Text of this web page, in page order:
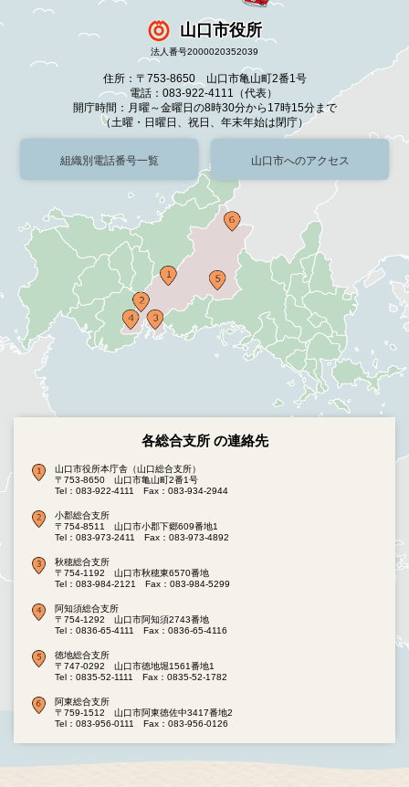
山口市役所
法人番号2000020352039
住所：〒753-8650 山口市亀山町2番1号
電話：083-922-4111（代表）
開庁時間：月曜～金曜日の8時30分から17時15分まで
（土曜・日曜日、祝日、年末年始は閉庁）
組織別電話番号一覧 山口市へのアクセス
各総合支所 の連絡先
山口市役所本庁舎（山口総合支所）
〒753-8650 山口市亀山町2番1号
Tel：083-922-4111
Fax：083-934-2944
小郡総合支所
〒754-8511 山口市小郡下郷609番地1
Tel：083-973-2411
Fax：083-973-4892
秋穂総合支所
〒754-1192 山口市秋穂東6570番地
Tel：083-984-2121
Fax：083-984-5299
阿知須総合支所
〒754-1292 山口市阿知須2743番地
Tel：0836-65-4111
Fax：0836-65-4116
徳地総合支所
〒747-0292 山口市徳地堀1561番地1
Tel：0835-52-1111
Fax：0835-52-1782
阿東総合支所
〒759-1512 山口市阿東徳佐中3417番地2
Tel：083-956-0111
Fax：083-956-0126